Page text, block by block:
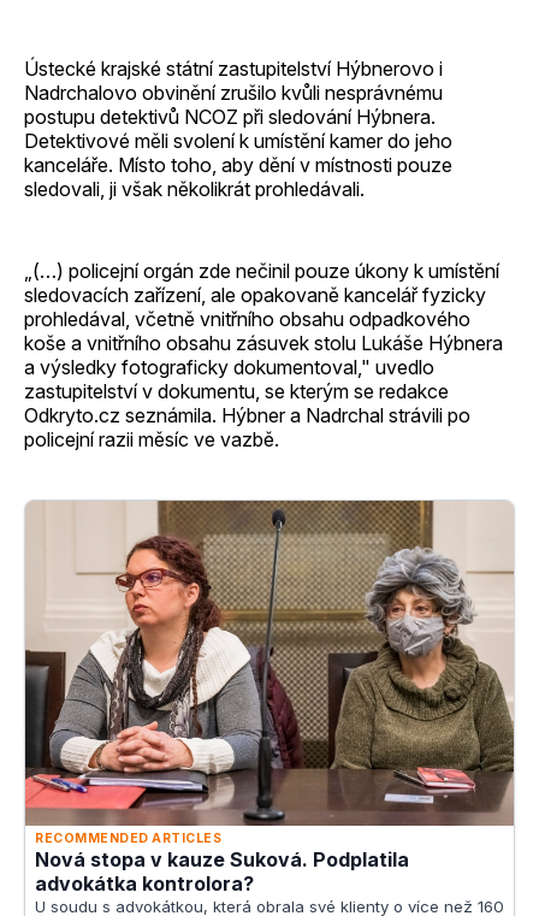
Ústecké krajské státní zastupitelství Hýbnerovo i
Nadrchalovo obvinění zrušilo kvůli nesprávnému
postupu detektivů NCOZ při sledování Hýbnera.
Detektivové měli svolení k umístění kamer do jeho
kanceláře. Místo toho, aby dění v místnosti pouze
sledovali, ji však několikrát prohledávali.
„(…) policejní orgán zde nečinil pouze úkony k umístění
sledovacích zařízení, ale opakovaně kancelář fyzicky
prohledával, včetně vnitřního obsahu odpadkového
koše a vnitřního obsahu zásuvek stolu Lukáše Hýbnera
a výsledky fotograficky dokumentoval," uvedlo
zastupitelství v dokumentu, se kterým se redakce
Odkryto.cz seznámila. Hýbner a Nadrchal strávili po
policejní razii měsíc ve vazbě.